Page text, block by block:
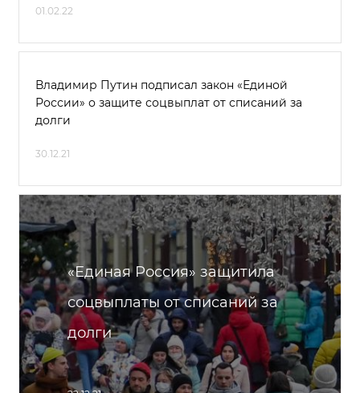
01.02.22
Владимир Путин подписал закон «Единой
России» о защите соцвыплат от списаний за
долги
30.12.21
«Единая Россия» защитила
соцвыплаты от списаний за
долги